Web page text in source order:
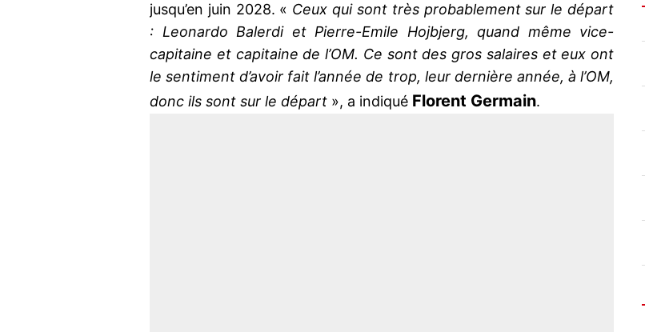
jusqu’en juin 2028. « Ceux qui sont très probablement sur le départ
: Leonardo Balerdi et Pierre-Emile Hojbjerg, quand même vice-
capitaine et capitaine de l’OM. Ce sont des gros salaires et eux ont
le sentiment d’avoir fait l’année de trop, leur dernière année, à l’OM,
donc ils sont sur le départ », a indiqué Florent Germain.